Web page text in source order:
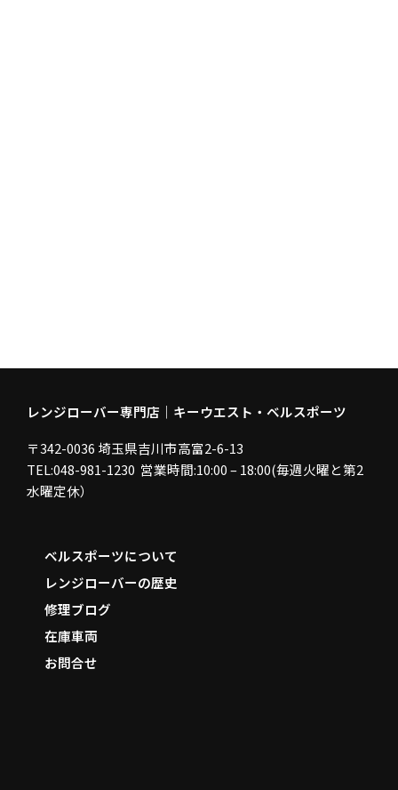
レンジローバー専門店｜キーウエスト・ベルスポーツ
〒342-0036 埼玉県吉川市高富2-6-13
TEL:048-981-1230 営業時間:10:00 – 18:00(毎週火曜と第2
水曜定休）
ベルスポーツについて
レンジローバーの歴史
修理ブログ
在庫車両
お問合せ